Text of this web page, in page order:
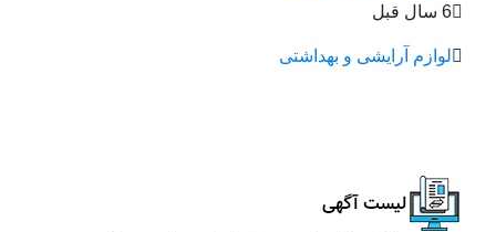
6 سال قبل
لوازم آرایشی و بهداشتی